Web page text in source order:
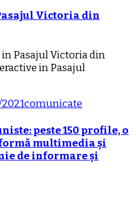
Victoria din
comunicate
peste 150 profile, o
multimedia și
de informare și